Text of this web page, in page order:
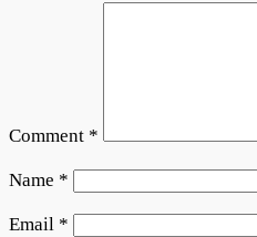
Comment *
Name *
Email *